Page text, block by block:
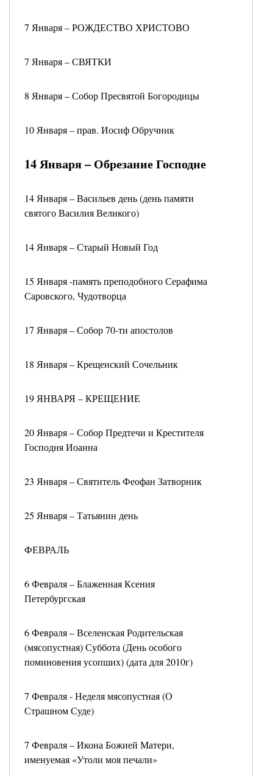
7 Января – РОЖДЕСТВО ХРИСТОВО
7 Января – СВЯТКИ
8 Января – Собор Пресвятой Богородицы
10 Января – прав. Иосиф Обручник
14 Января – Обрезание Господне
14 Января – Васильев день (день памяти
святого Василия Великого)
14 Января – Старый Новый Год
15 Января -память преподобного Серафима
Саровского, Чудотворца
17 Января – Собор 70-ти апостолов
18 Января – Крещенский Сочельник
19 ЯНВАРЯ – КРЕЩЕНИЕ
20 Января – Собор Предтечи и Крестителя
Господня Иоанна
23 Января – Святитель Феофан Затворник
25 Января – Татьянин день
ФЕВРАЛЬ
6 Февраля – Блаженная Ксения
Петербургская
6 Февраля – Вселенская Родительская
(мясопустная) Суббота (День особого
поминовения усопших) (дата для 2010г)
7 Февраля - Неделя мясопустная (О
Страшном Суде)
7 Февраля – Икона Божией Матери,
именуемая «Утоли моя печали»